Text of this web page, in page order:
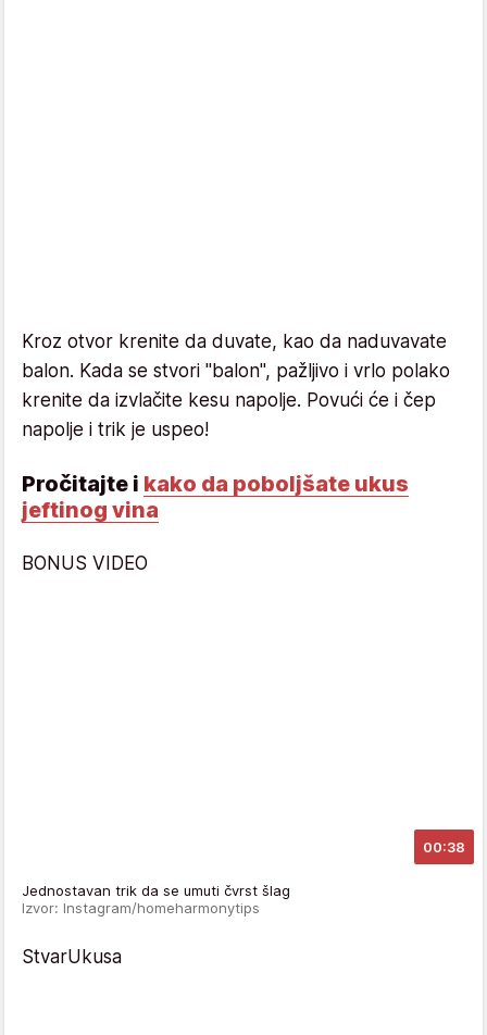
Kroz otvor krenite da duvate, kao da naduvavate
balon. Kada se stvori "balon", pažljivo i vrlo polako
krenite da izvlačite kesu napolje. Povući će i čep
napolje i trik je uspeo!
Pročitajte i kako da poboljšate ukus
jeftinog vina
BONUS VIDEO
00:38
Jednostavan trik da se umuti čvrst šlag
Izvor: Instagram/homeharmonytips
StvarUkusa